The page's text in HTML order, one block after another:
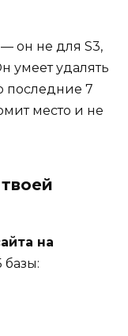
он не для S3,
умеет удалять
последние 7
место и не
на
базы: